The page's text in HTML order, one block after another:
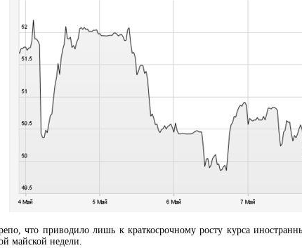
что приводило лишь к краткосрочному росту курса
майской недели.